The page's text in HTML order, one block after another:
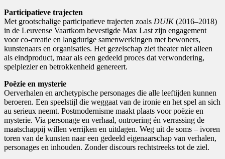
Participatieve trajecten
Met grootschalige participatieve trajecten zoals DUIK(2016–2018)
in de Leuvense Vaartkom bevestigde Max Last zijn engagement
voor co-creatie en langdurige samenwerkingen met bewoners,
kunstenaars en organisaties. Het gezelschap ziet theater niet alleen
als eindproduct, maar als een gedeeld proces dat verwondering,
spelplezier en betrokkenheid genereert.
Poëzie en mysterie
Oerverhalen en archetypische personages die alle leeftijden kunnen
beroeren. Een speelstijl die weggaat van de ironie en het spel an sich
au serieux neemt. Postmodernisme maakt plaats voor poëzie en
mysterie. Via personage en verhaal, ontroering én verrassing de
maatschappij willen verrijken en uitdagen. Weg uit de soms – ivoren
toren van de kunsten naar een gedeeld eigenaarschap van verhalen,
personages en inhouden. Zonder discours rechtstreeks tot de ziel.